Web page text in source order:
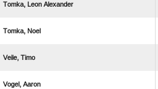
  
 
 
 